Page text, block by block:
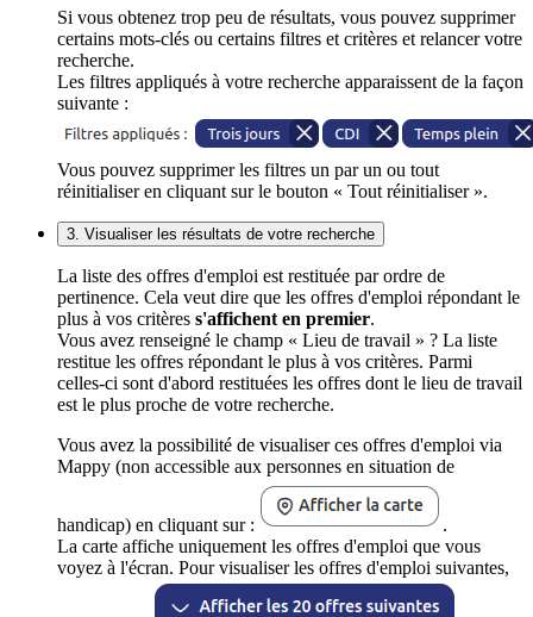
Si vous obtenez trop peu de résultats, vous pouvez supprimer
certains mots-clés ou certains filtres et critères et relancer votre
recherche.
Les filtres appliqués à votre recherche apparaissent de la façon
suivante :
Vous pouvez supprimer les filtres un par un ou tout
réinitialiser en cliquant sur le bouton « Tout réinitialiser ».
3. Visualiser les résultats de votre recherche
La liste des offres d'emploi est restituée par ordre de
pertinence. Cela veut dire que les offres d'emploi répondant le
plus à vos critères s'affichent en premier.
Vous avez renseigné le champ « Lieu de travail » ? La liste
restitue les offres répondant le plus à vos critères. Parmi
celles-ci sont d'abord restituées les offres dont le lieu de travail
est le plus proche de votre recherche.
Vous avez la possibilité de visualiser ces offres d'emploi via
Mappy (non accessible aux personnes en situation de
handicap) en cliquant sur :
.
La carte affiche uniquement les offres d'emploi que vous
voyez à l'écran. Pour visualiser les offres d'emploi suivantes,